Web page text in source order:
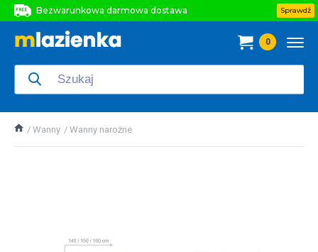
Bezwarunkowa darmowa dostawa
Bezwarunkowa darmowa dostawa
Sprawdź
0
Wanny Wanny narożne